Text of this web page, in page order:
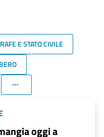
E STATO CIVILE
oggi a